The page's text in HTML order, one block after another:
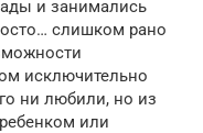
и занимались
слишком рано
исключительно
ни любили, но из
или